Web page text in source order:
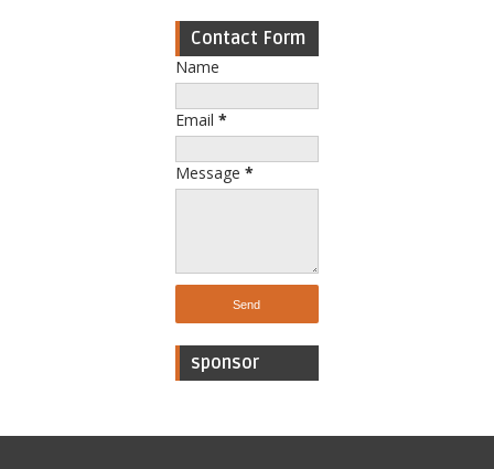
Contact Form
Name
Email *
Message *
sponsor